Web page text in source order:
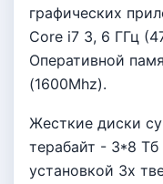
графических
Core i7 3, 6 ГГц
Оперативной
(1600Mhz).
Жесткие диски
терабайт - 3*8 Тб
установкой 3х